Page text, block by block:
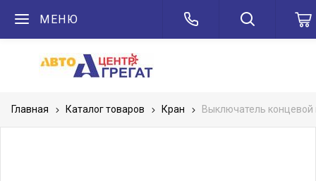
МЕНЮ
Главная Каталог товаров Кран Выключатель